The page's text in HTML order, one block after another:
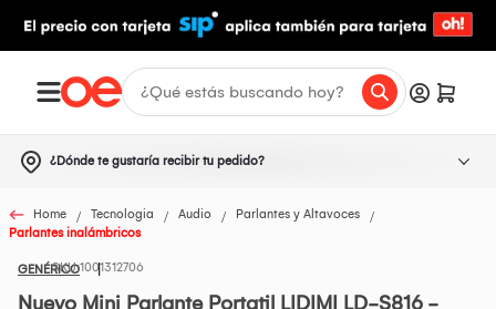
¿Dónde te gustaría recibir tu pedido?
Home Tecnologia Audio
Parlantes y Altavoces
Parlantes inalámbricos
GENÉRICO1001312706
Nuevo Mini Parlante Portatil LIDIMI LD-S816 -